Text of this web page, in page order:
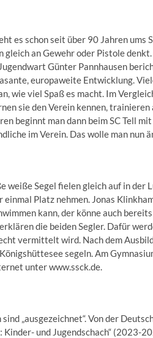
es schon seit über 90 Jahren
gleich an Gewehr oder Pistole
Günter Pannhausen
europaweite Entwicklung.
wie viel Spaß es macht. Im
sie den Verein kennen,
beginnt man dann beim SC Tell
im Verein. Das wolle man
weiße Segel fielen gleich auf in
Platz nehmen. Jonas
kann, der könne auch
die beiden Segler. Dafür
vermittelt wird. Nach dem
segeln. Am
unter www.ssck.de.
„ausgezeichnet“. Von der
und Jugendschach“ (2023-